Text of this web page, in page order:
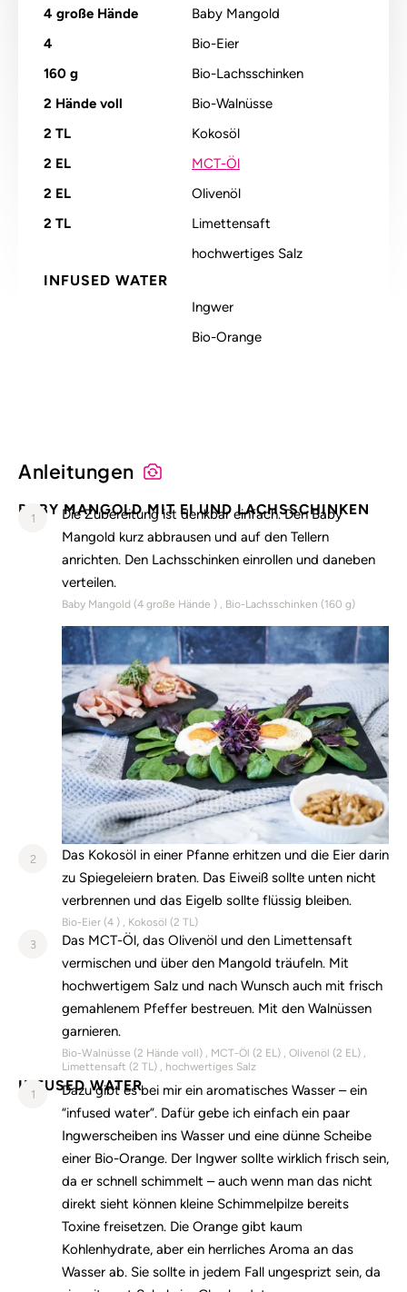
4 große Hände
Baby Mangold
4
Bio-Eier
160 g
Bio-Lachsschinken
2 Hände voll
Bio-Walnüsse
2 TL
Kokosöl
2 EL
MCT-Öl
2 EL
Olivenöl
2 TL
Limettensaft
hochwertiges Salz
INFUSED WATER
Ingwer
Bio-Orange
Anleitungen
BABY MANGOLD MIT EI UND LACHSSCHINKEN
1
Die Zubereitung ist denkbar einfach. Den Baby
Mangold kurz abbrausen und auf den Tellern
anrichten. Den Lachsschinken einrollen und daneben
verteilen.
Baby Mangold (4 große Hände ) Bio-Lachsschinken (160 g)
2
Das Kokosöl in einer Pfanne erhitzen und die Eier darin
zu Spiegeleiern braten. Das Eiweiß sollte unten nicht
verbrennen und das Eigelb sollte flüssig bleiben.
Bio-Eier (4 ) Kokosöl (2 TL)
3
Das MCT-Öl, das Olivenöl und den Limettensaft
vermischen und über den Mangold träufeln. Mit
hochwertigem Salz und nach Wunsch auch mit frisch
gemahlenem Pfeffer bestreuen. Mit den Walnüssen
garnieren.
Bio-Walnüsse (2 Hände voll) MCT-Öl (2 EL) Olivenöl (2 EL)
Limettensaft (2 TL) hochwertiges Salz
INFUSED WATER
1
Dazu gibt es bei mir ein aromatisches Wasser – ein
“infused water”. Dafür gebe ich einfach ein paar
Ingwerscheiben ins Wasser und eine dünne Scheibe
einer Bio-Orange. Der Ingwer sollte wirklich frisch sein,
da er schnell schimmelt – auch wenn man das nicht
direkt sieht können kleine Schimmelpilze bereits
Toxine freisetzen. Die Orange gibt kaum
Kohlenhydrate, aber ein herrliches Aroma an das
Wasser ab. Sie sollte in jedem Fall ungesprizt sein, da